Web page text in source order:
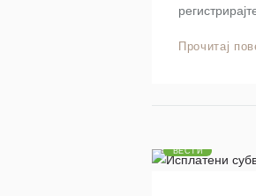
Прочитај
ВЕСТИ